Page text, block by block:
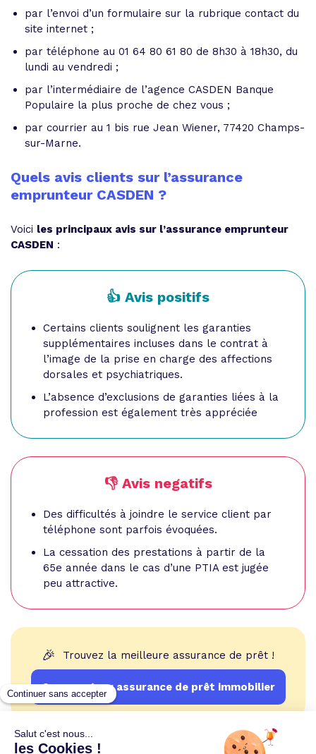
par l’envoi d’un formulaire sur la rubrique contact du
site internet ;
par téléphone au 01 64 80 61 80 de 8h30 à 18h30, du
lundi au vendredi ;
par l’intermédiaire de l’agence CASDEN Banque
Populaire la plus proche de chez vous ;
par courrier au 1 bis rue Jean Wiener, 77420 Champs-
sur-Marne.
Quels avis clients sur l’assurance
emprunteur CASDEN ?
Voici les principaux avis sur l’assurance emprunteur
CASDEN :
👍 Avis positifs
Certains clients soulignent les garanties
supplémentaires incluses dans le contrat à
l’image de la prise en charge des affections
dorsales et psychiatriques.
L’absence d’exclusions de garanties liées à la
profession est également très appréciée
👎 Avis negatifs
Des difficultés à joindre le service client par
téléphone sont parfois évoquées.
La cessation des prestations à partir de la
65e année dans le cas d’une PTIA est jugée
peu attractive.
🎉 Trouvez la meilleure assurance de prêt !
Comparateur assurance de prêt immobilier